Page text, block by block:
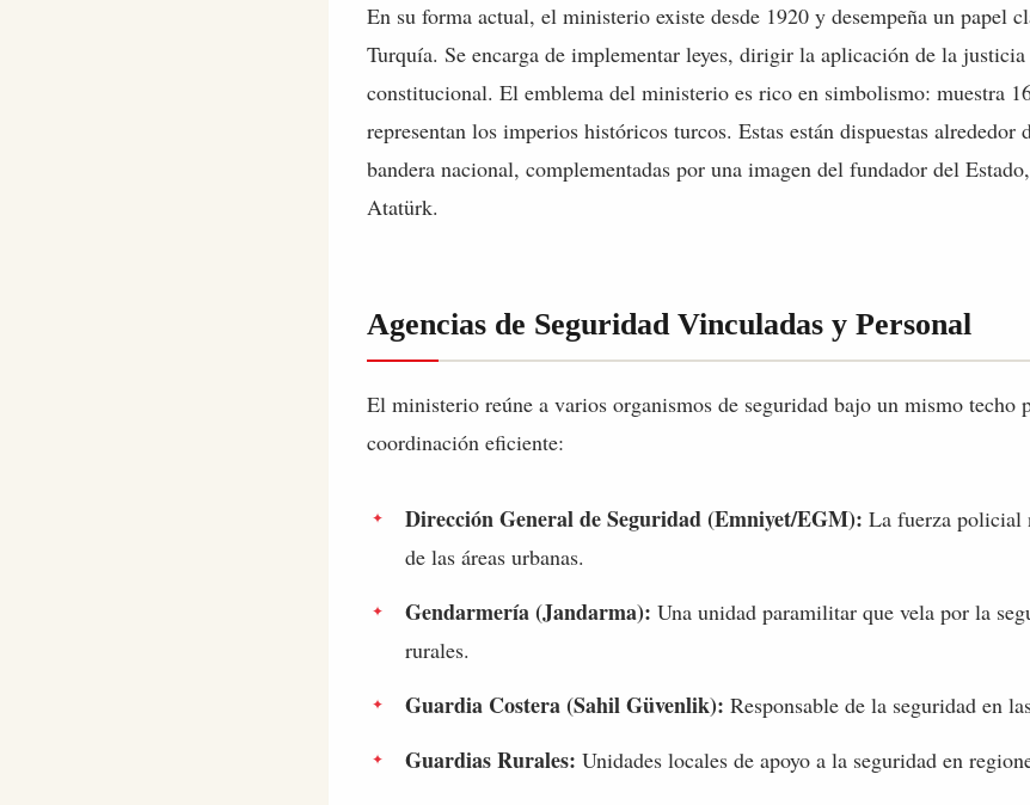
En su forma actual, el ministerio existe desde 1920 y desempeña un papel
Turquía. Se encarga de implementar leyes, dirigir la aplicación de la
constitucional. El emblema del ministerio es rico en simbolismo: muestra
representan los imperios históricos turcos. Estas están dispuestas alrededor
bandera nacional, complementadas por una imagen del fundador del
Atatürk.
Agencias de Seguridad Vinculadas y Personal
El ministerio reúne a varios organismos de seguridad bajo un mismo techo
coordinación eficiente:
Dirección General de Seguridad (Emniyet/EGM): La fuerza policial
de las áreas urbanas.
Gendarmería (Jandarma): Una unidad paramilitar que vela por la
rurales.
Guardia Costera (Sahil Güvenlik): Responsable de la seguridad en
Guardias Rurales: Unidades locales de apoyo a la seguridad en